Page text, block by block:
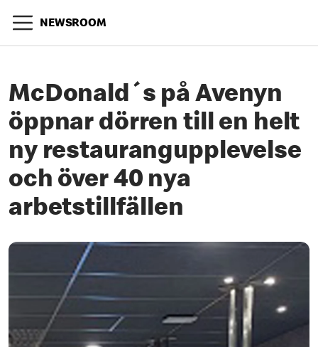
NEWSROOM
McDonald´s på Avenyn
öppnar dörren till en helt
ny restaurangupplevelse
och över 40 nya
arbetstillfällen